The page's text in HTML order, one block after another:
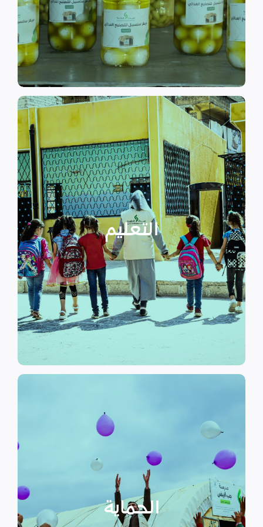
الى الاهتمام بالمشاريع التنموية.
اقرأ المزيد
التعليم
التعليم
نهدف إلى توفير مناهج التعليم غير
الرسمي وبرامج التوعية التي
تستهدف الناشئين والأطفال مما
يساهم في تعزيز السلام و دعم
الأطفال المنقطعين عن العملية
التعليمية أو المتأخرين عن المراحل
الدراسية بسبب الصراع القائم.
اقرأ المزيد
الحماية
الحماية
الأسر المهمشة والتي ترأسها إناث
عبر تعزيز المساعدة الإنسانية التي
تراعي الأمور الخاصة بالنوع
الاجتماعي “الجنساني” مع التركيز